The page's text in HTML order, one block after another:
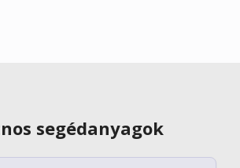
segédanyagok